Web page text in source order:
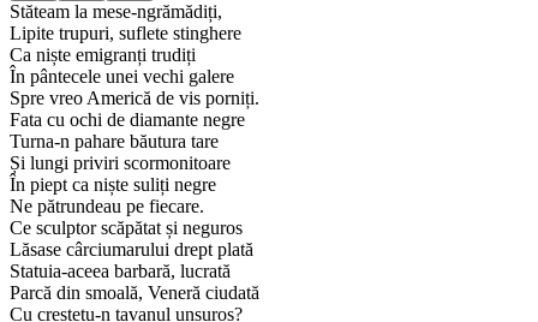
Stăteam la mese-ngrămădiți,
Lipite trupuri, suflete stinghere
Ca niște emigranți trudiți
În pântecele unei vechi galere
Spre vreo Americă de vis porniți.
Fata cu ochi de diamante negre
Turna-n pahare băutura tare
Și lungi priviri scormonitoare
În piept ca niște suliți negre
Ne pătrundeau pe fiecare.
Ce sculptor scăpătat și neguros
Lăsase cârciumarului drept plată
Statuia-aceea barbară, lucrată
Parcă din smoală, Veneră ciudată
Cu creștetu-n tavanul unsuros?